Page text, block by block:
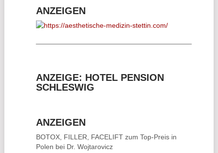
ANZEIGEN
ANZEIGE: HOTEL PENSION
SCHLESWIG
ANZEIGEN
BOTOX, FILLER, FACELIFTzum Top-Preis in
Polen bei Dr. Wojtarovicz